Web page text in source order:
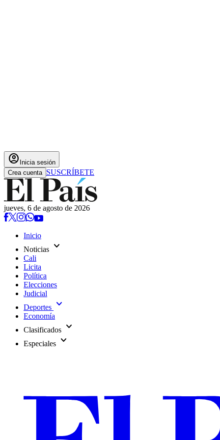
account_circle Inicia sesión
Crea cuenta SUSCRÍBETE
jueves, 6 de agosto de 2026
Inicio
Noticias expand_more
Cali
Licita
Política
Elecciones
Judicial
Deportes expand_more
Economía
Clasificados expand_more
Especiales expand_more